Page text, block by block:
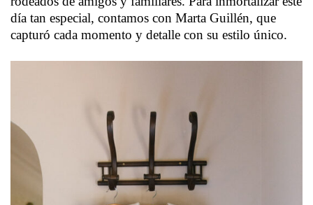
día tan especial, contamos con Marta Guillén, que
capturó cada momento y detalle con su estilo único.